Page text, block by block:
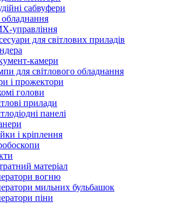
сабвуфери
обладнання
управління
для світлових приладів
камери
для світлового обладнання
і прожектори
голови
прилади
панелі
і кріплення
матеріал
вогню
мильних бульбашок
піни